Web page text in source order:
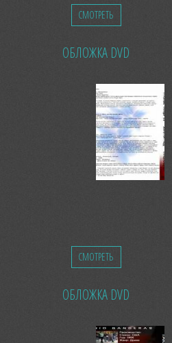
СМОТРЕТЬ
ОБЛОЖКА DVD
СМОТРЕТЬ
ОБЛОЖКА DVD